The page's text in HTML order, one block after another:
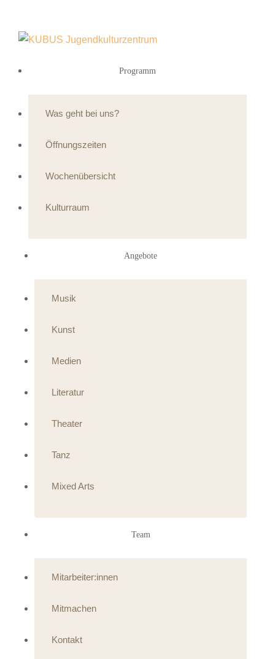
Programm
Was geht bei uns?
Öffnungszeiten
Wochenübersicht
Kulturraum
Angebote
Musik
Kunst
Medien
Literatur
Theater
Tanz
Mixed Arts
Team
Mitarbeiter:innen
Mitmachen
Kontakt